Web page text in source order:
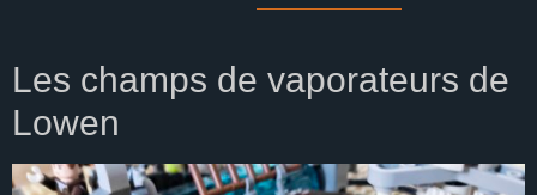
Les champs de vaporateurs de
Lowen